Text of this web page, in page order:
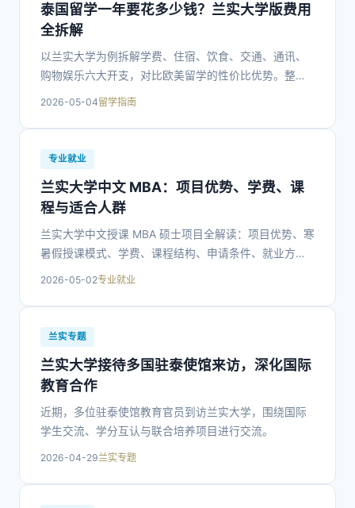
泰国留学一年要花多少钱？兰实大学版费用
全拆解
以兰实大学为例拆解学费、住宿、饮食、交通、通讯、
购物娱乐六大开支，对比欧美留学的性价比优势。整体
而言，泰国留学总花费约为欧美的 1/4。
2026-05-04留学指南
专业就业
兰实大学中文 MBA：项目优势、学费、课
程与适合人群
兰实大学中文授课 MBA 硕士项目全解读：项目优势、寒
暑假授课模式、学费、课程结构、申请条件、就业方
向，适合在职人员、专升本毕业生、转管理岗位人士。
2026-05-02专业就业
兰实专题
兰实大学接待多国驻泰使馆来访，深化国际
教育合作
近期，多位驻泰使馆教育官员到访兰实大学，围绕国际
学生交流、学分互认与联合培养项目进行交流。
2026-04-29兰实专题